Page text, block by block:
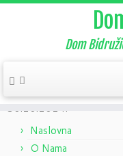
Dom
Home»Aktualno»
30.10.2024.
Naslovna
O Nama